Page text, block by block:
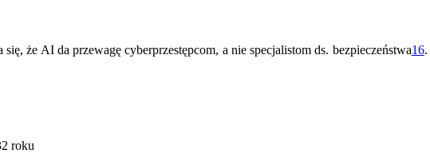
że AI da przewagę cyberprzestępcom, a nie specjalistom ds. bezpieczeństwa16.
roku